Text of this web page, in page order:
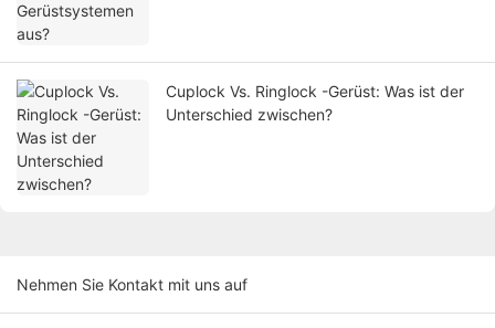
Cuplock Vs. Ringlock -Gerüst: Was ist der
Unterschied zwischen?
Nehmen Sie Kontakt mit uns auf